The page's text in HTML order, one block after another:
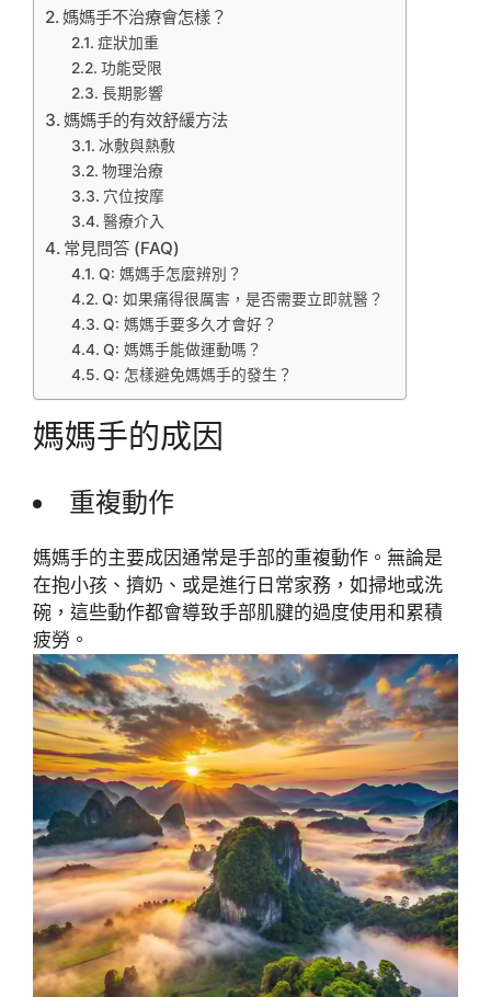
媽媽手不治療會怎樣？
症狀加重
功能受限
長期影響
媽媽手的有效舒緩方法
冰敷與熱敷
物理治療
穴位按摩
醫療介入
常見問答 (FAQ)
Q: 媽媽手怎麼辨別？
Q: 如果痛得很厲害，是否需要立即就醫？
Q: 媽媽手要多久才會好？
Q: 媽媽手能做運動嗎？
Q: 怎樣避免媽媽手的發生？
媽媽手的成因
重複動作
媽媽手的主要成因通常是手部的重複動作。無論是
在抱小孩、擠奶、或是進行日常家務，如掃地或洗
碗，這些動作都會導致手部肌腱的過度使用和累積
疲勞。